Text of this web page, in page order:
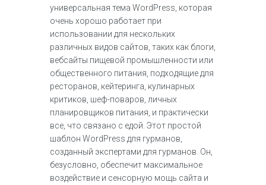
универсальная тема WordPress, которая
очень хорошо работает при
использовании для нескольких
различных видов сайтов, таких как блоги,
вебсайты пищевой промышленности или
общественного питания, подходящие для
ресторанов, кейтеринга, кулинарных
критиков, шеф-поваров, личных
планировщиков питания, и практически
все, что связано с едой. Этот простой
шаблон WordPress для гурманов,
созданный экспертами для гурманов. Он,
безусловно, обеспечит максимальное
воздействие и сенсорную мощь сайта и